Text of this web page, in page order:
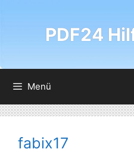
PDF24
Menü
fabix17